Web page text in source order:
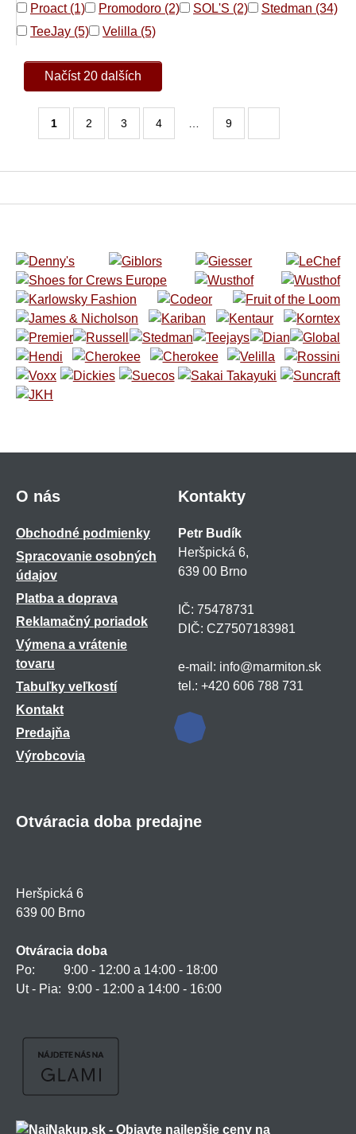
Proact (1)
Promodoro (2) SOL'S (2)
Stedman (34)
TeeJay (5)
Velilla (5)
Načíst 20 dalších
1 2 3 4 9
O nás
Obchodné podmienky
Spracovanie osobných
údajov
Platba a doprava
Reklamačný poriadok
Výmena a vrátenie
tovaru
Tabuľky veľkostí
Kontakt
Predajňa
Výrobcovia
Kontakty
Petr Budík
Heršpická 6,
639 00 Brno
IČ: 75478731
DIČ: CZ7507183981
e-mail: info@marmiton.sk
tel.: +420 606 788 731
Otváracia doba predajne
Heršpická 6
639 00 Brno
Otváracia doba
Po: 9:00 - 12:00 a 14:00 - 18:00
Ut - Pia: 9:00 - 12:00 a 14:00 - 16:00